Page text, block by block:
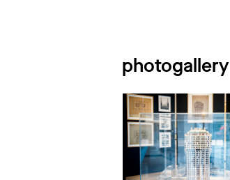
photogallery